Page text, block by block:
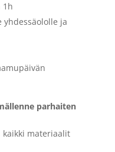
1h
yhdessäololle ja
parhaiten
materiaalit